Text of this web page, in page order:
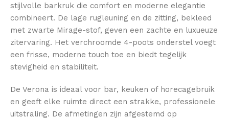
stijlvolle barkruk die comfort en moderne elegantie
combineert. De lage rugleuning en de zitting, bekleed
met zwarte Mirage-stof, geven een zachte en luxueuze
zitervaring. Het verchroomde 4-poots onderstel voegt
een frisse, moderne touch toe en biedt tegelijk
stevigheid en stabiliteit.
De Verona is ideaal voor bar, keuken of horecagebruik
en geeft elke ruimte direct een strakke, professionele
uitstraling. De afmetingen zijn afgestemd op